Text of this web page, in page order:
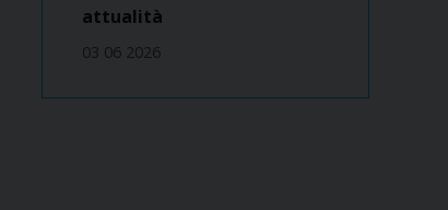
attualità
03 06 2026